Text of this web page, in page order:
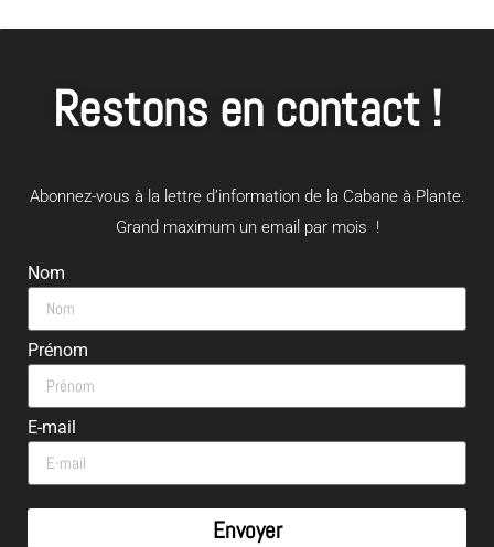
Restons en contact !
Abonnez-vous à la lettre d’information de la Cabane à Plante.
Grand maximum un email par mois !
Nom
Prénom
E-mail
Envoyer